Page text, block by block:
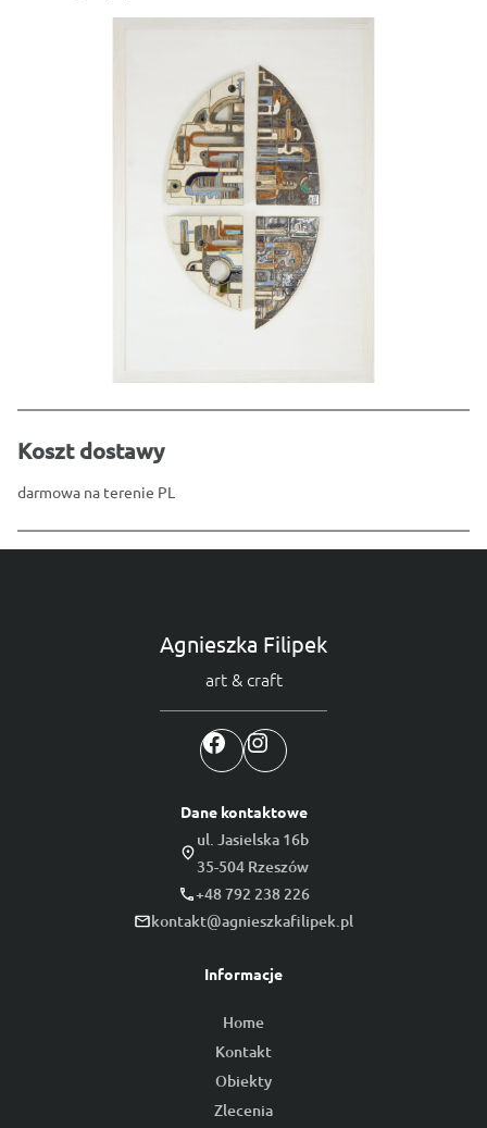
Koszt dostawy
darmowa na terenie PL
Agnieszka Filipek
art & craft
Facebook
Instagram
Dane kontaktowe
ul. Jasielska 16b
35-504 Rzeszów
+48 792 238 226
kontakt@agnieszkafilipek.pl
Informacje
Home
Kontakt
Obiekty
Zlecenia